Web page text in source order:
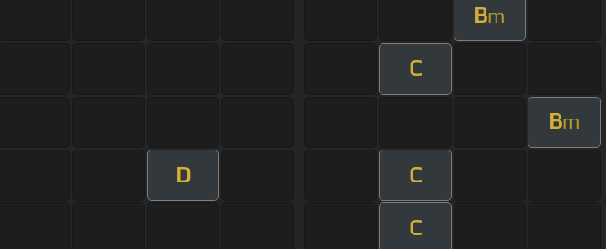
Bm
C
Bm
D C
C